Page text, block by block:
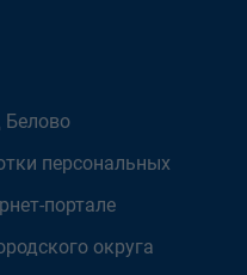
Белово
персональных
портале
округа